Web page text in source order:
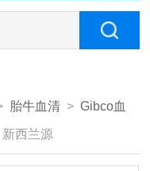
胎牛血清 >Gibco血
西兰源